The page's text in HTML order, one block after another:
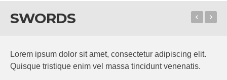
SWORDS
Lorem ipsum dolor sit amet, consectetur adipiscing elit.
Quisque tristique enim vel massa tincidunt venenatis.